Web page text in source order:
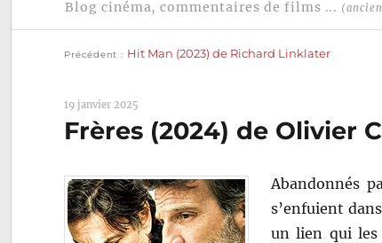
Blog cinéma, commentaires de films ...
Navigation
l’article
Précédent Hit Man (2023) de Richard Linklater
19 janvier 2025
Frères (2024) de Olivier
Abandonnés
s’enfuient
un lien qui les